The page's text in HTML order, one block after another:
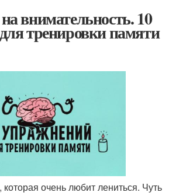
внимательность. 10
тренировки памяти
очень любит лениться. Чуть